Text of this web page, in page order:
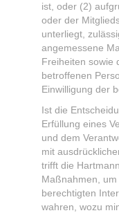
ist, oder (2)
oder der
unterliegt,
angemessene
Freiheiten sowie
betroffenen
Einwilligung der
Ist die
Erfüllung eines
und dem
mit
trifft die
Maßnahmen,
berechtigten
wahren, wozu